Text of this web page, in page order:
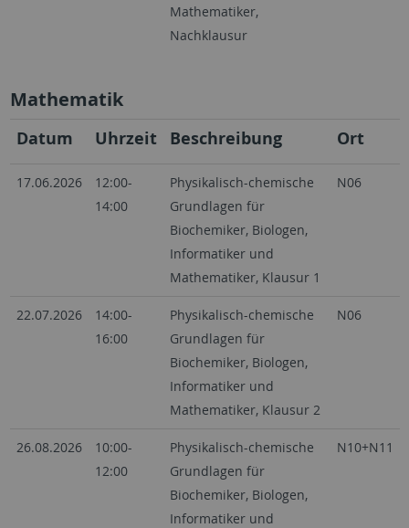
Mathematiker,
Nachklausur
Mathematik
Datum Uhrzeit Beschreibung Ort
17.06.2026
12:00-
14:00
Physikalisch-chemische
Grundlagen für
Biochemiker, Biologen,
Informatiker und
Mathematiker, Klausur 1
N06
22.07.2026
14:00-
16:00
Physikalisch-chemische
Grundlagen für
Biochemiker, Biologen,
Informatiker und
Mathematiker, Klausur 2
N06
26.08.2026
10:00-
12:00
Physikalisch-chemische
Grundlagen für
Biochemiker, Biologen,
Informatiker und
N10+N11